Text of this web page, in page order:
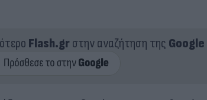
Flash.grστην αναζήτηση της Google